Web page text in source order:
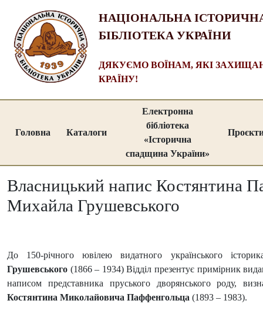
НАЦІОНАЛЬНА
БІБЛІОТЕКА УКРАЇНИ
ДЯКУЄМО ВОЇНАМ, ЯКІ
КРАЇНУ!
Головна Каталоги
Електронна
бібліотека
«Історична
спадщина України»
Власницький напис Костянтина
Михайла Грушевського
До 150-річного ювілею видатного українського
Грушевського (1866 – 1934) Відділ презентує примірник
написом представника пруського дворянського роду,
Костянтина Миколайовича Паффенгольца (1893 – 1983).